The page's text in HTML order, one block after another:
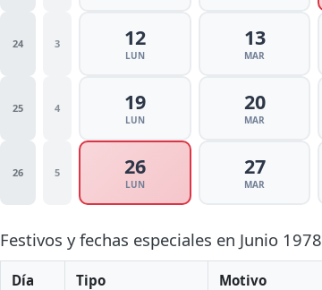
24 3 12
LUN
13
MAR
25 4 19
LUN
20
MAR
26 5 26
LUN
27
MAR
Festivos y fechas especiales en Junio 1978
Día Tipo Motivo